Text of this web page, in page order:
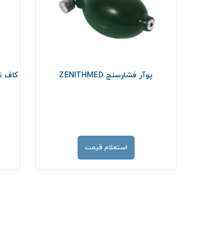
پوآر فشارسنج ZENITHMED
استعلام قیمت
کاف